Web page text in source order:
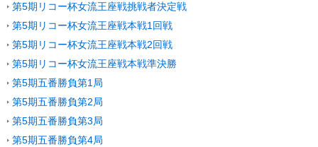
第5期リコー杯女流王座戦挑戦者決定戦
第5期リコー杯女流王座戦本戦1回戦
第5期リコー杯女流王座戦本戦2回戦
第5期リコー杯女流王座戦本戦準決勝
第5期五番勝負第1局
第5期五番勝負第2局
第5期五番勝負第3局
第5期五番勝負第4局